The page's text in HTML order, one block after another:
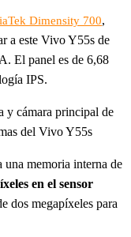
Dimensity 700,
a este Vivo Y55s de
El panel es de 6,68
IPS.
y cámara principal de
del Vivo Y55s
memoria interna de
en el sensor
dos megapíxeles para